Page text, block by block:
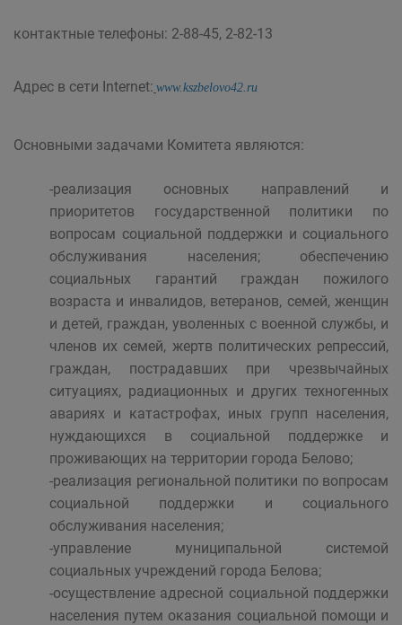
контактные телефоны: 2-88-45, 2-82-13
Адрес в сети Internet: www.kszbelovo42.ru
Основными задачами Комитета являются:
-реализация основных направлений и
приоритетов государственной политики по
вопросам социальной поддержки и социального
обслуживания населения; обеспечению
социальных гарантий граждан пожилого
возраста и инвалидов, ветеранов, семей, женщин
и детей, граждан, уволенных с военной службы, и
членов их семей, жертв политических репрессий,
граждан, пострадавших при чрезвычайных
ситуациях, радиационных и других техногенных
авариях и катастрофах, иных групп населения,
нуждающихся в социальной поддержке и
проживающих на территории города Белово;
-реализация региональной политики по вопросам
социальной поддержки и социального
обслуживания населения;
-управление муниципальной системой
социальных учреждений города Белова;
-осуществление адресной социальной поддержки
населения путем оказания социальной помощи и